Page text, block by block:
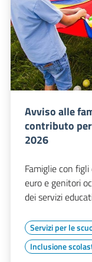
Avviso alle
contributo
2026
Famiglie con
euro e genitori
dei servizi
Servizi per le
Inclusione